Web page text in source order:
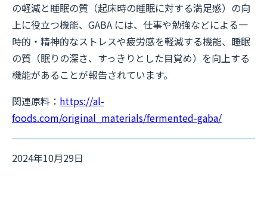
の軽減と睡眠の質（起床時の睡眠に対する満足感）の向
上に役立つ機能、GABA には、仕事や勉強などによる一
時的・精神的なストレスや疲労感を軽減する機能、睡眠
の質（眠りの深さ、すっきりとした目覚め）を向上する
機能があることが報告されています。
関連原料： https://al-
foods.com/original_materials/fermented-gaba/
2024年10月29日